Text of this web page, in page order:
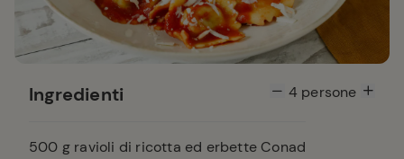
Ingredienti 4persone
500 g ravioli di ricotta ed erbette Conad